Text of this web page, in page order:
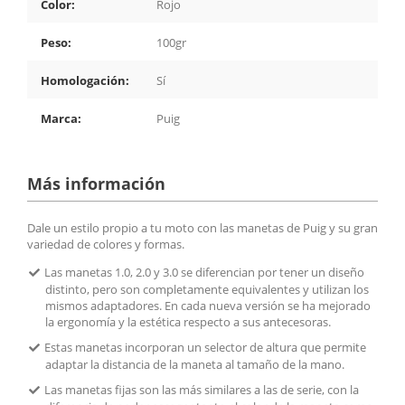
Color: Rojo
Peso: 100gr
Homologación: Sí
Marca: Puig
Más información
Dale un estilo propio a tu moto con las manetas de Puig y su gran
variedad de colores y formas.
Las manetas 1.0, 2.0 y 3.0 se diferencian por tener un diseño
distinto, pero son completamente equivalentes y utilizan los
mismos adaptadores. En cada nueva versión se ha mejorado
la ergonomía y la estética respecto a sus antecesoras.
Estas manetas incorporan un selector de altura que permite
adaptar la distancia de la maneta al tamaño de la mano.
Las manetas fijas son las más similares a las de serie, con la